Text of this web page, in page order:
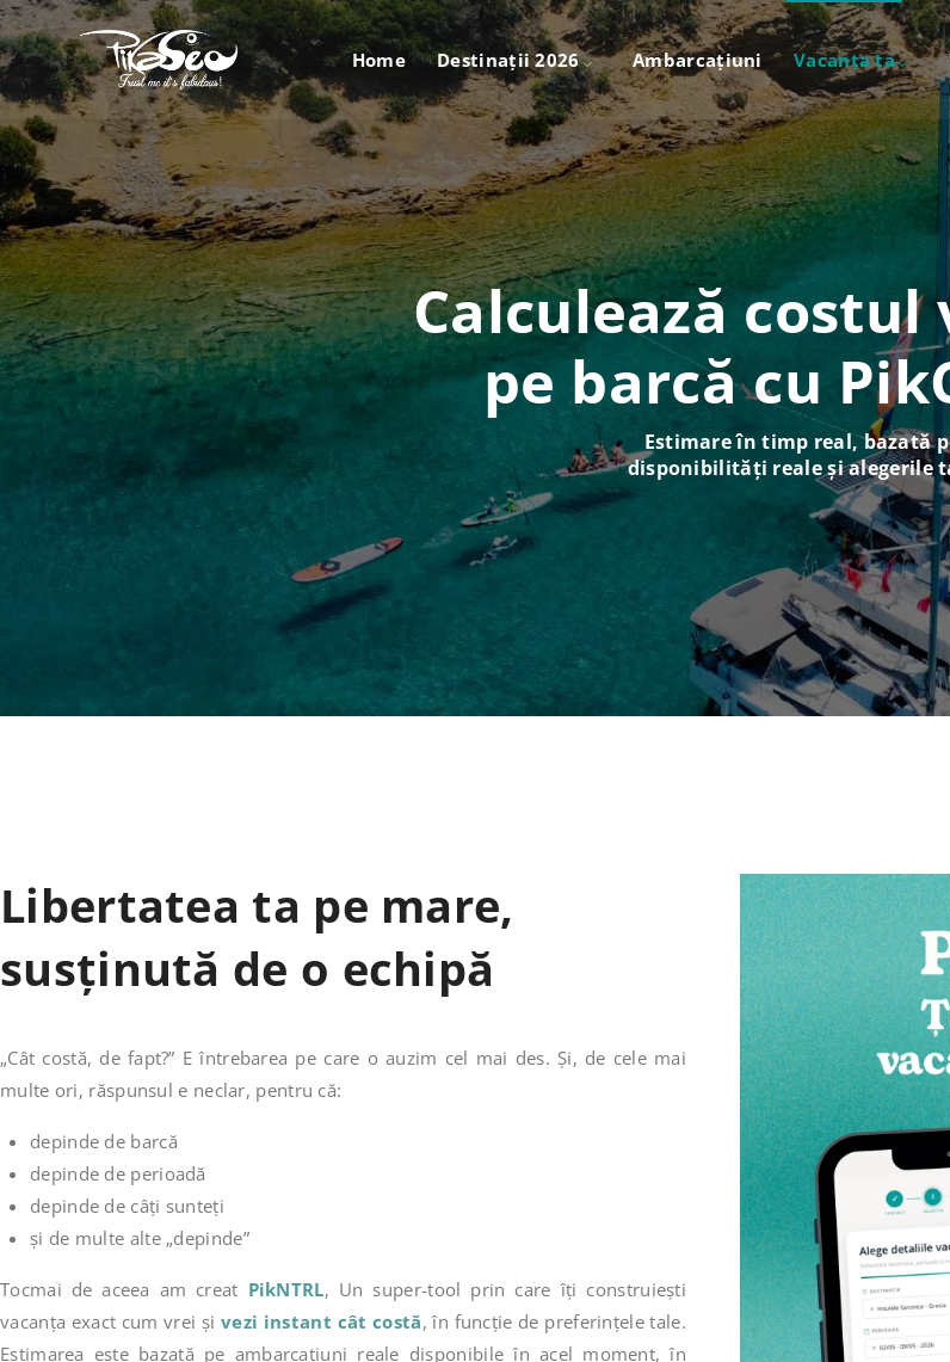
Home Destinații 2026 Ambarcațiuni Vacanța ta
Calculează costul
pe barcă cu
Estimare în timp real, bazată
disponibilități reale și alegerile
Libertatea ta pe mare,
susținută de o echipă
„Cât costă, de fapt?” E întrebarea pe care o auzim cel mai des. Și, de cele mai
multe ori, răspunsul e neclar, pentru că:
depinde de barcă
depinde de perioadă
depinde de câți sunteți
și de multe alte „depinde”
Tocmai de aceea am creat PikNTRL, Un super-tool prin care îți construiești
vacanța exact cum vrei șivezi instant cât costă, în funcție de preferințele tale.
Estimarea este bazată pe ambarcațiuni reale disponibile în acel moment, în